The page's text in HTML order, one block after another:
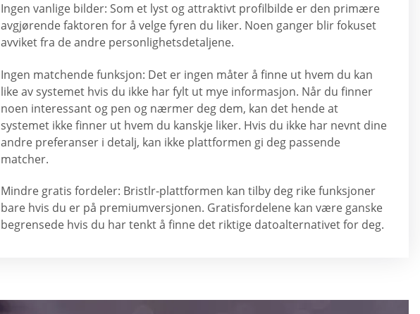
Ingen vanlige bilder: Som et lyst og attraktivt profilbilde er den primære
avgjørende faktoren for å velge fyren du liker. Noen ganger blir fokuset
avviket fra de andre personlighetsdetaljene.
Ingen matchende funksjon: Det er ingen måter å finne ut hvem du kan
like av systemet hvis du ikke har fylt ut mye informasjon. Når du finner
noen interessant og pen og nærmer deg dem, kan det hende at
systemet ikke finner ut hvem du kanskje liker. Hvis du ikke har nevnt dine
andre preferanser i detalj, kan ikke plattformen gi deg passende
matcher.
Mindre gratis fordeler: Bristlr-plattformen kan tilby deg rike funksjoner
bare hvis du er på premiumversjonen. Gratisfordelene kan være ganske
begrensede hvis du har tenkt å finne det riktige datoalternativet for deg.